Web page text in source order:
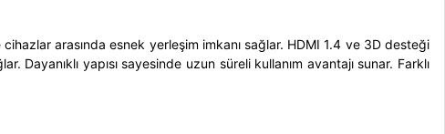
arasında esnek yerleşim imkanı sağlar. HDMI 1.4 ve 3D desteği
yapısı sayesinde uzun süreli kullanım avantajı sunar. Farklı